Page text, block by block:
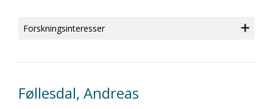
Forskningsinteresser
Føllesdal, Andreas